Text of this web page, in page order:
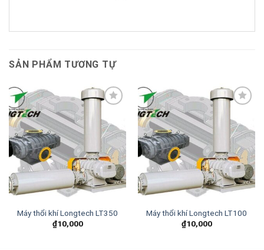
SẢN PHẨM TƯƠNG TỰ
Add to
wishlist
Máy thổi khí Longtech LT350
₫10,000
Add to
wishlist
Máy thổi khí Longtech LT100
₫10,000